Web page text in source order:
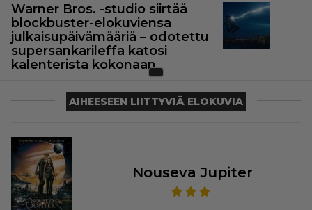
Warner Bros. -studio siirtää
blockbuster-elokuviensa
julkaisupäivämääriä – odotettu
supersankarileffa katosi
kalenterista kokonaan
AIHEESEEN LIITTYVIÄ ELOKUVIA
Nouseva Jupiter